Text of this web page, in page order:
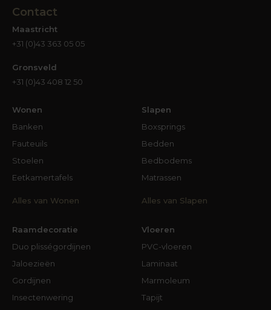
Contact
Maastricht
+31 (0)43 363 05 05
Gronsveld
+31 (0)43 408 12 50
Wonen
Banken
Fauteuils
Stoelen
Eetkamertafels
Alles van Wonen
Slapen
Boxsprings
Bedden
Bedbodems
Matrassen
Alles van Slapen
Raamdecoratie
Duo plisségordijnen
Jaloezieën
Gordijnen
Insectenwering
Vloeren
PVC-vloeren
Laminaat
Marmoleum
Tapijt